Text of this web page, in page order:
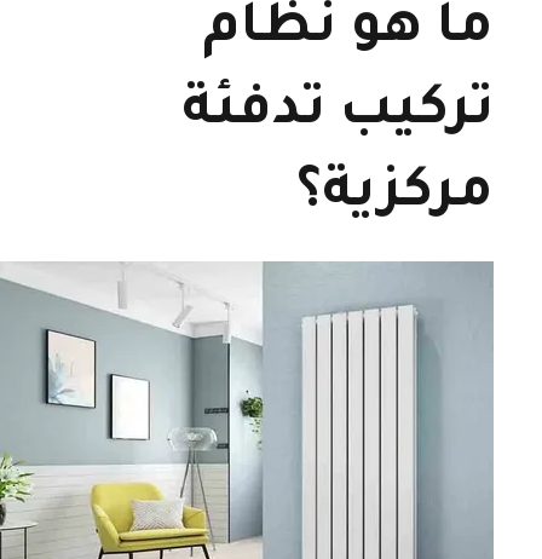
ما هو نظام
تركيب تدفئة
مركزية؟